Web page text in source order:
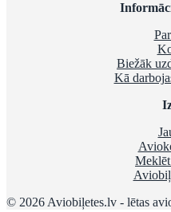
Biežāk
Kā
© 2026 Aviobiļetes.lv - lētas